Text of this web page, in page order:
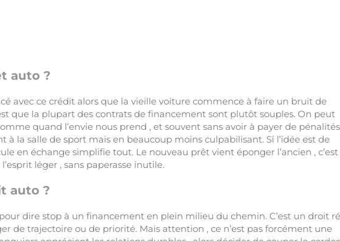
auto ?
avec ce crédit alors que la vieille voiture commence à faire un bruit de
que la plupart des contrats de financement sont plutôt souples. On peut
quand l’envie nous prend , et souvent sans avoir à payer de
à la salle de sport mais en beaucoup moins culpabilisant. Si l’idée est de
en échange simplifie tout. Le nouveau prêt vient éponger l’ancien , c’est
léger , sans paperasse inutile.
auto ?
dire stop à un financement en plein milieu du chemin. C’est un droit
de trajectoire ou de priorité. Mais attention , ce n’est pas forcément une